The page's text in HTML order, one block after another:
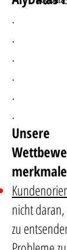
.
.
.
.
.
.
Unsere
nicht
zu